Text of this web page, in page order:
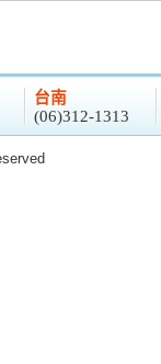
台南
(06)312-1313